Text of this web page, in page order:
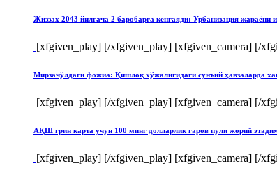
Жиззах 2043 йилгача 2 баробарга кенгаяди: Урбанизация жараёни
[xfgiven_play] [/xfgiven_play] [xfgiven_camera] [/
Мирзачўлдаги фожиа: Қишлоқ хўжалигидаги сунъий ҳавзаларда
[xfgiven_play] [/xfgiven_play] [xfgiven_camera] [/
АҚШ грин карта учун 100 минг долларлик гаров пули жорий
[xfgiven_play] [/xfgiven_play] [xfgiven_camera] [/